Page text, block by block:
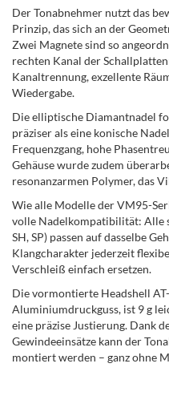
Der Tonabnehmer nutzt das
Prinzip, das sich an der
Zwei Magnete sind so
rechten Kanal der
Kanaltrennung, exzellente
Wiedergabe.
Die elliptische Diamantnadel
präziser als eine konische
Frequenzgang, hohe
Gehäuse wurde zudem
resonanzarmen Polymer, das
Wie alle Modelle der VM95-
volle Nadelkompatibilität: Alle
SH, SP) passen auf dasselbe
Klangcharakter jederzeit
Verschleiß einfach ersetzen.
Die vormontierte Headshell
Aluminiumdruckguss, ist 9 g
eine präzise Justierung. Dank
Gewindeeinsätze kann der
montiert werden – ganz ohne